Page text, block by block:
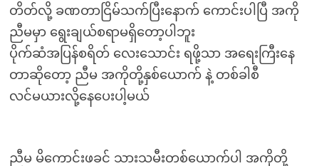
တိတ်လို့ ခဏတာငြိမ်သက်ပြီးနောက် ကောင်းပါပြီ အကို
ညီမမှာ ရွေးချယ်စရာမရှိတော့ပါဘူး
ပိုက်ဆံအပြန်စရိတ် လေးသောင်း ရဖို့သာ အရေးကြီးနေ
တာဆိုတော့ ညီမ အကိုတို့နှစ်ယောက် နဲ့ တစ်ခါစီ
လင်မယားလို့နေပေးပါ့မယ်
ညီမ မိကောင်းဖခင် သားသမီးတစ်ယောက်ပါ အကိုတို့